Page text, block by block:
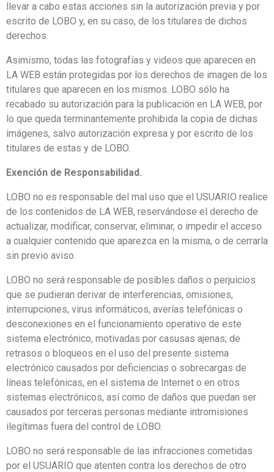
llevar a cabo estas acciones sin la autorización previa y por
escrito de LOBO y, en su caso, de los titulares de dichos
derechos.
Asimismo, todas las fotografías y videos que aparecen en
LA WEB están protegidas por los derechos de imagen de los
titulares que aparecen en los mismos. LOBO sólo ha
recabado su autorización para la publicación en LA WEB, por
lo que queda terminantemente prohibida la copia de dichas
imágenes, salvo autorización expresa y por escrito de los
titulares de estas y de LOBO.
Exención de Responsabilidad.
LOBO no es responsable del mal uso que el USUARIO realice
de los contenidos de LA WEB, reservándose el derecho de
actualizar, modificar, conservar, eliminar, o impedir el acceso
a cualquier contenido que aparezca en la misma, o de cerrarla
sin previo aviso.
LOBO no será responsable de posibles daños o perjuicios
que se pudieran derivar de interferencias, omisiones,
interrupciones, virus informáticos, averías telefónicas o
desconexiones en el funcionamiento operativo de este
sistema electrónico, motivadas por casusas ajenas; de
retrasos o bloqueos en el uso del presente sistema
electrónico causados por deficiencias o sobrecargas de
líneas telefónicas, en el sistema de Internet o en otros
sistemas electrónicos, así como de daños que puedan ser
causados por terceras personas mediante intromisiones
ilegítimas fuera del control de LOBO.
LOBO no será responsable de las infracciones cometidas
por el USUARIO que atenten contra los derechos de otro